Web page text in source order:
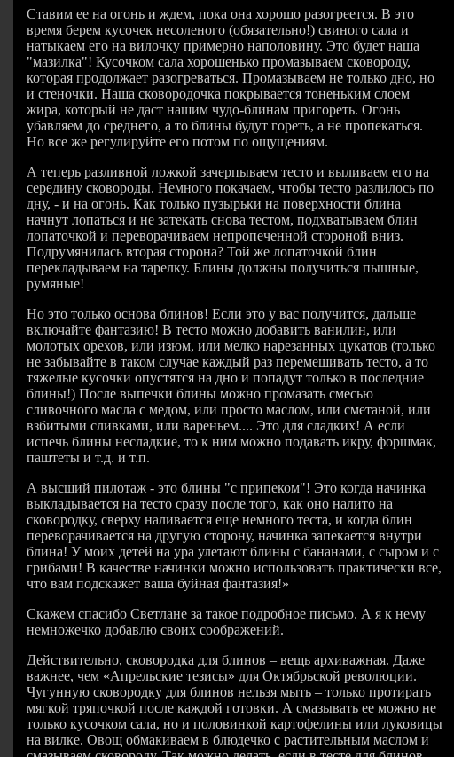
Ставим ее на огонь и ждем, пока она хорошо разогреется. В это
время берем кусочек несоленого (обязательно!) свиного сала и
натыкаем его на вилочку примерно наполовину. Это будет наша
"мазилка"! Кусочком сала хорошенько промазываем сковороду,
которая продолжает разогреваться. Промазываем не только дно, но
и стеночки. Наша сковородочка покрывается тоненьким слоем
жира, который не даст нашим чудо-блинам пригореть. Огонь
убавляем до среднего, а то блины будут гореть, а не пропекаться.
Но все же регулируйте его потом по ощущениям.
А теперь разливной ложкой зачерпываем тесто и выливаем его на
середину сковороды. Немного покачаем, чтобы тесто разлилось по
дну, - и на огонь. Как только пузырьки на поверхности блина
начнут лопаться и не затекать снова тестом, подхватываем блин
лопаточкой и переворачиваем непропеченной стороной вниз.
Подрумянилась вторая сторона? Той же лопаточкой блин
перекладываем на тарелку. Блины должны получиться пышные,
румяные!
Но это только основа блинов! Если это у вас получится, дальше
включайте фантазию! В тесто можно добавить ванилин, или
молотых орехов, или изюм, или мелко нарезанных цукатов (только
не забывайте в таком случае каждый раз перемешивать тесто, а то
тяжелые кусочки опустятся на дно и попадут только в последние
блины!) После выпечки блины можно промазать смесью
сливочного масла с медом, или просто маслом, или сметаной, или
взбитыми сливками, или вареньем.... Это для сладких! А если
испечь блины несладкие, то к ним можно подавать икру, форшмак,
паштеты и т.д. и т.п.
А высший пилотаж - это блины "с припеком"! Это когда начинка
выкладывается на тесто сразу после того, как оно налито на
сковородку, сверху наливается еще немного теста, и когда блин
переворачивается на другую сторону, начинка запекается внутри
блина! У моих детей на ура улетают блины с бананами, с сыром и с
грибами! В качестве начинки можно использовать практически все,
что вам подскажет ваша буйная фантазия!»
Скажем спасибо Светлане за такое подробное письмо. А я к нему
немножечко добавлю своих соображений.
Действительно, сковородка для блинов – вещь архиважная. Даже
важнее, чем «Апрельские тезисы» для Октябрьской революции.
Чугунную сковородку для блинов нельзя мыть – только протирать
мягкой тряпочкой после каждой готовки. А смазывать ее можно не
только кусочком сала, но и половинкой картофелины или луковицы
на вилке. Овощ обмакиваем в блюдечко с растительным маслом и